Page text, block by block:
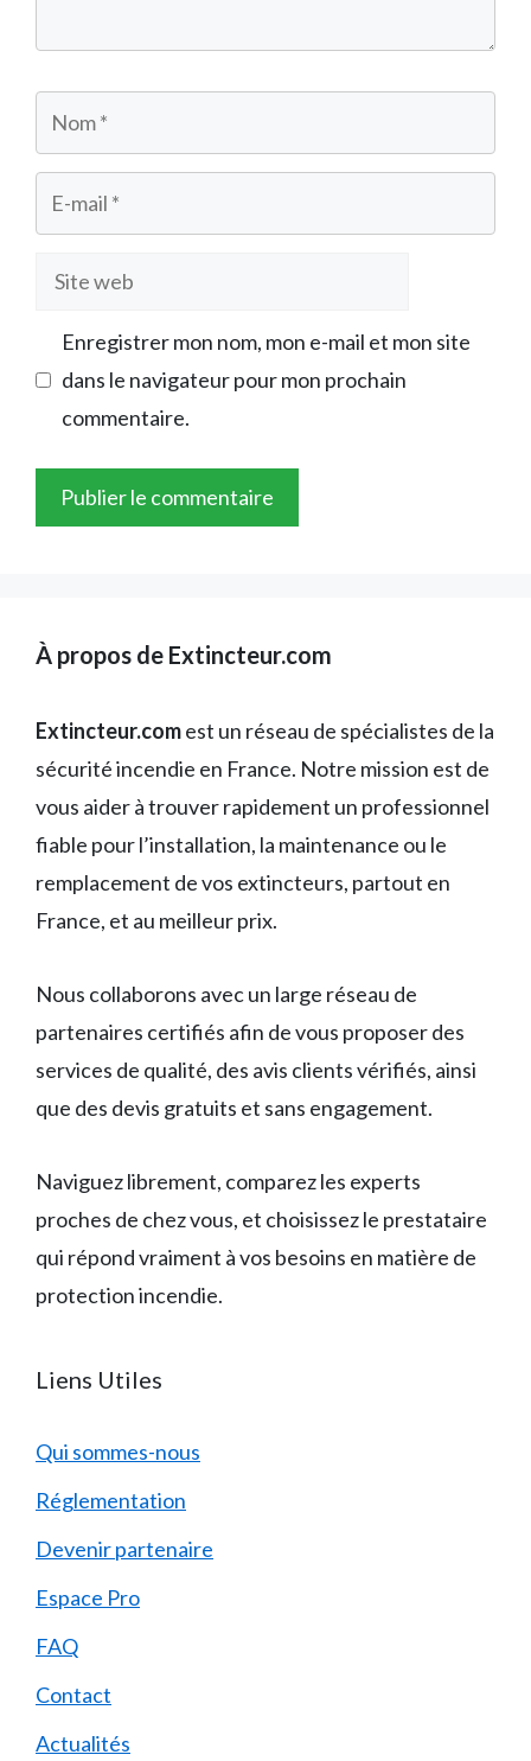
Nom
E-
mail
Site
Enregistrer mon nom, mon e-mail et mon site
dans le navigateur pour mon prochain
commentaire.
À propos de Extincteur.com
Extincteur.comest un réseau de spécialistes de la
sécurité incendie en France. Notre mission est de
vous aider à trouver rapidement un professionnel
fiable pour l’installation, la maintenance ou le
remplacement de vos extincteurs, partout en
France, et au meilleur prix.
Nous collaborons avec un large réseau de
partenaires certifiés afin de vous proposer des
services de qualité, des avis clients vérifiés, ainsi
que des devis gratuits et sans engagement.
Naviguez librement, comparez les experts
proches de chez vous, et choisissez le prestataire
qui répond vraiment à vos besoins en matière de
protection incendie.
Liens Utiles
Qui sommes-nous
Réglementation
Devenir partenaire
Espace Pro
FAQ
Contact
Actualités